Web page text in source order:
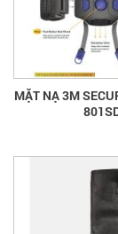
MẶT NẠ 3M